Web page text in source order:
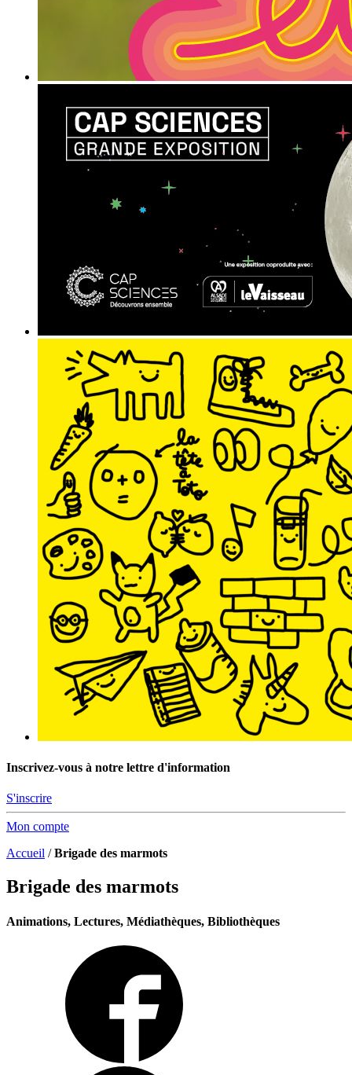
Inscrivez-vous à notre lettre d'information
S'inscrire
Mon compte
Accueil /Brigade des marmots
Brigade des marmots
Animations, Lectures, Médiathèques, Bibliothèques